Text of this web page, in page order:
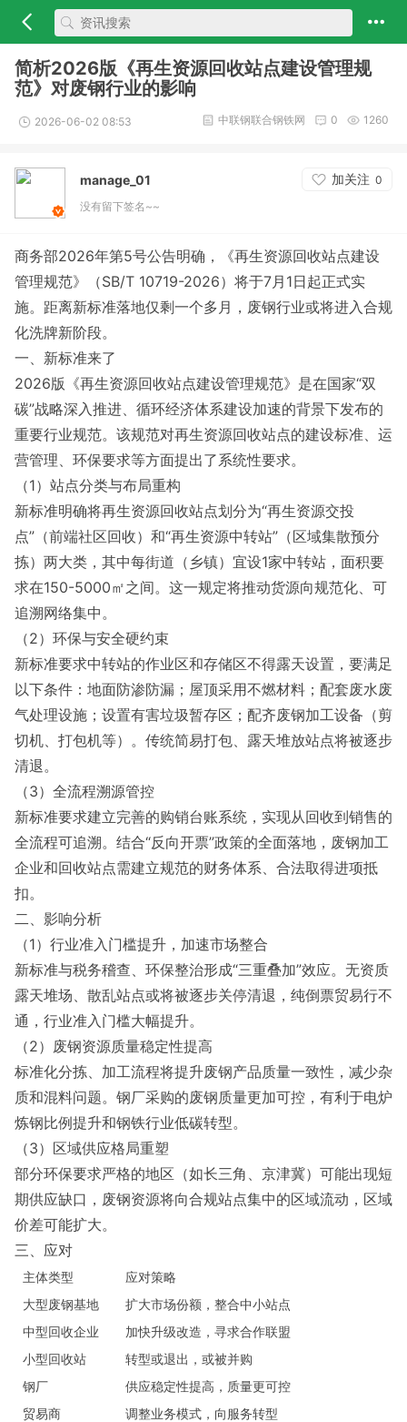
简析2026版《再生资源回收站点建设管理规
范》对废钢行业的影响
2026-06-02 08:53 1260
0
中联钢联合钢铁网
manage_01 加关注 0
没有留下签名~~
商务部2026年第5号公告明确，《再生资源回收站点建设
管理规范》（SB/T 10719-2026）将于7月1日起正式实
施。距离新标准落地仅剩一个多月，废钢行业或将进入合规
化洗牌新阶段。
一、新标准来了
2026版《再生资源回收站点建设管理规范》是在国家“双
碳”战略深入推进、循环经济体系建设加速的背景下发布的
重要行业规范。该规范对再生资源回收站点的建设标准、运
营管理、环保要求等方面提出了系统性要求。
（1）站点分类与布局重构
新标准明确将再生资源回收站点划分为“再生资源交投
点”（前端社区回收）和“再生资源中转站”（区域集散预分
拣）两大类，其中每街道（乡镇）宜设1家中转站，面积要
求在150-5000㎡之间。这一规定将推动货源向规范化、可
追溯网络集中。
（2）环保与安全硬约束
新标准要求中转站的作业区和存储区不得露天设置，要满足
以下条件：地面防渗防漏；屋顶采用不燃材料；配套废水废
气处理设施；设置有害垃圾暂存区；配齐废钢加工设备（剪
切机、打包机等）。传统简易打包、露天堆放站点将被逐步
清退。
（3）全流程溯源管控
新标准要求建立完善的购销台账系统，实现从回收到销售的
全流程可追溯。结合“反向开票”政策的全面落地，废钢加工
企业和回收站点需建立规范的财务体系、合法取得进项抵
扣。
二、影响分析
（1）行业准入门槛提升，加速市场整合
新标准与税务稽查、环保整治形成“三重叠加”效应。无资质
露天堆场、散乱站点或将被逐步关停清退，纯倒票贸易行不
通，行业准入门槛大幅提升。
（2）废钢资源质量稳定性提高
标准化分拣、加工流程将提升废钢产品质量一致性，减少杂
质和混料问题。钢厂采购的废钢质量更加可控，有利于电炉
炼钢比例提升和钢铁行业低碳转型。
（3）区域供应格局重塑
部分环保要求严格的地区（如长三角、京津冀）可能出现短
期供应缺口，废钢资源将向合规站点集中的区域流动，区域
价差可能扩大。
三、应对
主体类型
应对策略
大型废钢基地
扩大市场份额，整合中小站点
中型回收企业
加快升级改造，寻求合作联盟
小型回收站
转型或退出，或被并购
钢厂
供应稳定性提高，质量更可控
贸易商
调整业务模式，向服务转型